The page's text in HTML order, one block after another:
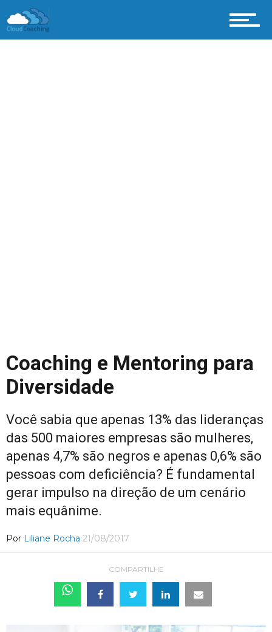
Coaching e Mentoring para
Diversidade
Você sabia que apenas 13% das lideranças
das 500 maiores empresas são mulheres,
apenas 4,7% são negros e apenas 0,6% são
pessoas com deficiência? É fundamental
gerar impulso na direção de um cenário
mais equânime.
Por Liliane Rocha 21/08/2017
COMPARTILHE